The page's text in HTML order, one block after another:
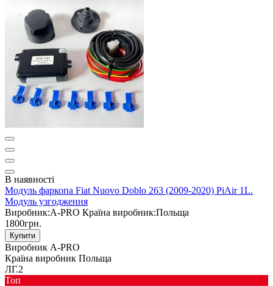
В наявності
Модуль фаркопа Fiat Nuovo Doblo 263 (2009-2020) PiAir 1L.
Модуль узгодження
Виробник:A-PRO Країна виробник:Польща
1800грн.
Купити
Виробник A-PRO
Країна виробник Польща
ЛГ.2
Toп